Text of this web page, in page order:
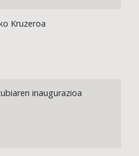
Kruzeroa
inaugurazioa